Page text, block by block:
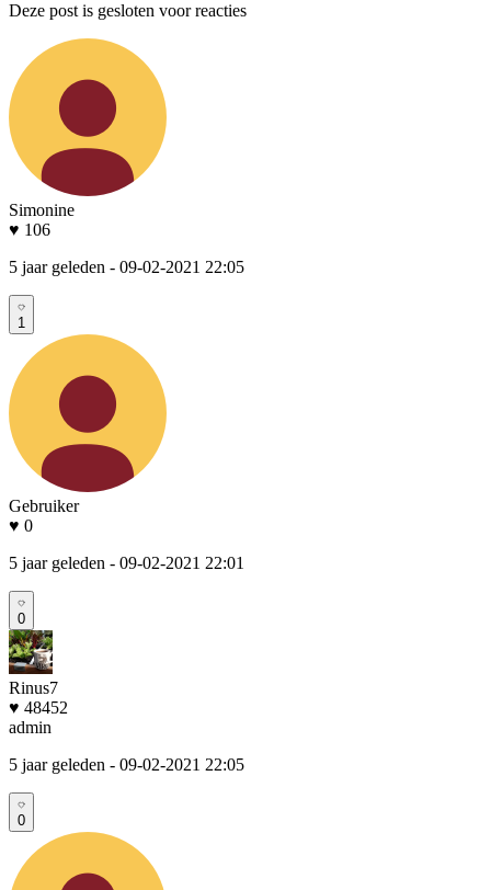
Deze post is gesloten voor reacties
Simonine
♥ 106
5 jaar geleden - 09-02-2021 22:05
1
Gebruiker
♥ 0
5 jaar geleden - 09-02-2021 22:01
0
Rinus7
♥ 48452
admin
5 jaar geleden - 09-02-2021 22:05
0